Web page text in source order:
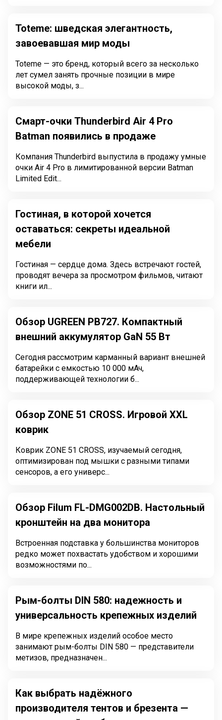
Toteme: шведская элегантность,
завоевавшая мир моды
Toteme — это бренд, который всего за несколько
лет сумел занять прочные позиции в мире
высокой моды, з...
Смарт-очки Thunderbird Air 4 Pro
Batman появились в продаже
Компания Thunderbird выпустила в продажу умные
очки Air 4 Pro в лимитированной версии Batman
Limited Edit...
Гостиная, в которой хочется
оставаться: секреты идеальной
мебели
Гостиная — сердце дома. Здесь встречают гостей,
проводят вечера за просмотром фильмов, читают
книги ил...
Обзор UGREEN PB727. Компактный
внешний аккумулятор GaN 55 Вт
Сегодня рассмотрим карманный вариант внешней
батарейки с емкостью 10 000 мАч,
поддерживающей технологии б...
Обзор ZONE 51 CROSS. Игровой XXL
коврик
Коврик ZONE 51 CROSS, изучаемый сегодня,
оптимизирован под мышки с разными типами
сенсоров, а его универс...
Обзор Filum FL-DMG002DB. Настольный
кронштейн на два монитора
Встроенная подставка у большинства мониторов
редко может похвастать удобством и хорошими
возможностями по...
Рым-болты DIN 580: надежность и
универсальность крепежных изделий
В мире крепежных изделий особое место
занимают рым-болты DIN 580 — представители
метизов, предназначен...
Как выбрать надёжного
производителя тентов и брезента —